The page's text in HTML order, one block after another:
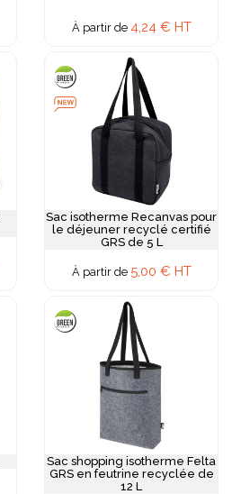
À partir de 4,24 € HT
Sac isotherme Recanvas pour
le déjeuner recyclé certifié
GRS de 5 L
À partir de 5,00 € HT
Sac shopping isotherme Felta
GRS en feutrine recyclée de
12 L